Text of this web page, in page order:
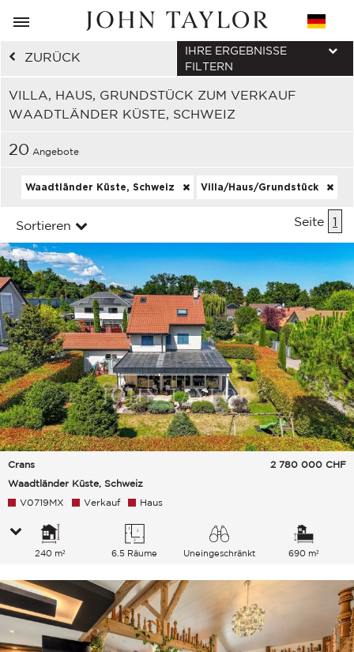
ZURÜCK
VILLA, HAUS, GRUNDSTÜCK ZUM VERKAUF
WAADTLÄNDER KÜSTE, SCHWEIZ
IHRE ERGEBNISSE
FILTERN
20 Angebote
Waadtländer Küste, Schweiz Villa/Haus/Grundstück
Sortieren Seite 1
Crans
Waadtländer Küste, Schweiz
2 780 000 CHF
V0719MX Verkauf Haus
240 m² 6.5 Räume
Uneingeschränkt
690 m²